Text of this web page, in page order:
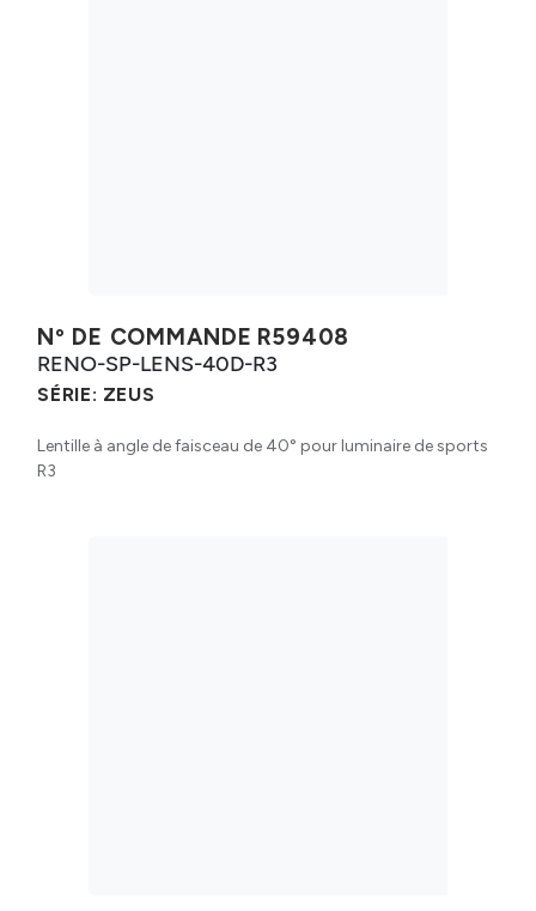
Nº DE COMMANDE R59408
RENO-SP-LENS-40D-R3
SÉRIE: ZEUS
Lentille à angle de faisceau de 40° pour luminaire de sports
R3